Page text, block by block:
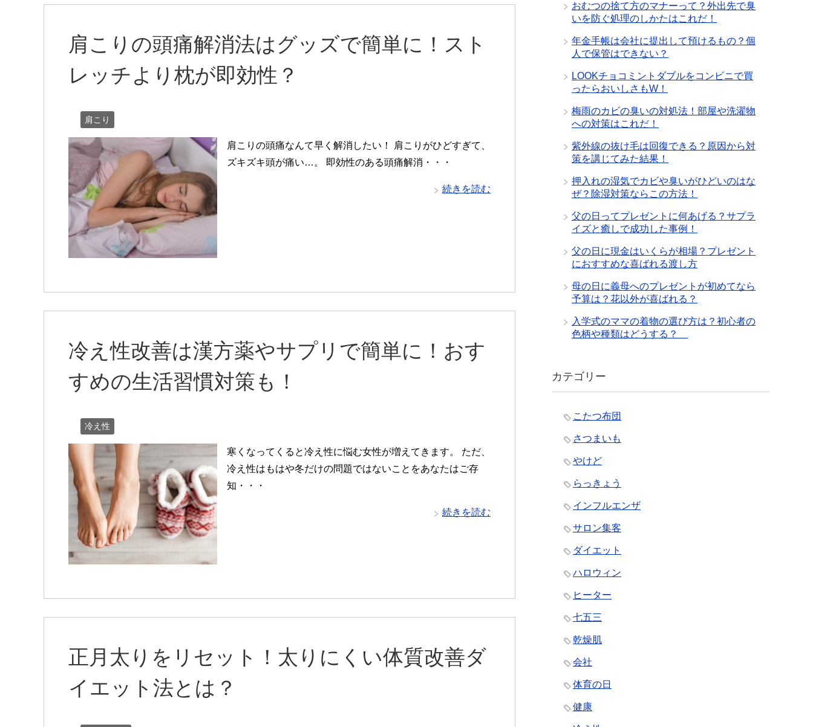
肩こりの頭痛解消法はグッズで簡単に！スト
レッチより枕が即効性？
肩こり
肩こりの頭痛なんて早く解消したい！ 肩こりがひどすぎて、
ズキズキ頭が痛い…。 即効性のある頭痛解消・・・
続きを読む
冷え性改善は漢方薬やサプリで簡単に！おす
すめの生活習慣対策も！
冷え性
寒くなってくると冷え性に悩む女性が増えてきます。 ただ、
冷え性はもはや冬だけの問題ではないことをあなたはご存
知・・・
続きを読む
正月太りをリセット！太りにくい体質改善ダ
イエット法とは？
おむつの捨て方のマナーって？外出先で臭
いを防ぐ処理のしかたはこれだ！
年金手帳は会社に提出して預けるもの？個
人で保管はできない？
LOOKチョコミントダブルをコンビニで買
ったらおいしさもW！
梅雨のカビの臭いの対処法！部屋や洗濯物
への対策はこれだ！
紫外線の抜け毛は回復できる？原因から対
策を講じてみた結果！
押入れの湿気でカビや臭いがひどいのはな
ぜ？除湿対策ならこの方法！
父の日ってプレゼントに何あげる？サプラ
イズと癒しで成功した事例！
父の日に現金はいくらが相場？プレゼント
におすすめな喜ばれる渡し方
母の日に義母へのプレゼントが初めてなら
予算は？花以外が喜ばれる？
入学式のママの着物の選び方は？初心者の
色柄や種類はどうする？
カテゴリー
こたつ布団
さつまいも
やけど
らっきょう
インフルエンザ
サロン集客
ダイエット
ハロウィン
ヒーター
七五三
乾燥肌
会社
体育の日
健康